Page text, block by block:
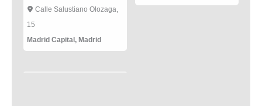
Calle Salustiano Olozaga,
15
Madrid Capital, Madrid